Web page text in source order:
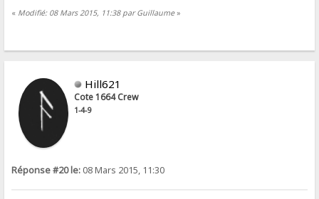
« Modifié: 08 Mars 2015, 11:38 par Guillaume»
Hill621
Cote 1664 Crew
1-4-9
Réponse #20 le: 08 Mars 2015, 11:30